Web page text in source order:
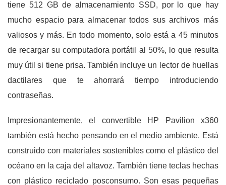
tiene 512 GB de almacenamiento SSD, por lo que hay
mucho espacio para almacenar todos sus archivos más
valiosos y más. En todo momento, solo está a 45 minutos
de recargar su computadora portátil al 50%, lo que resulta
muy útil si tiene prisa. También incluye un lector de huellas
dactilares que te ahorrará tiempo introduciendo
contraseñas.
Impresionantemente, el convertible HP Pavilion x360
también está hecho pensando en el medio ambiente. Está
construido con materiales sostenibles como el plástico del
océano en la caja del altavoz. También tiene teclas hechas
con plástico reciclado posconsumo. Son esas pequeñas